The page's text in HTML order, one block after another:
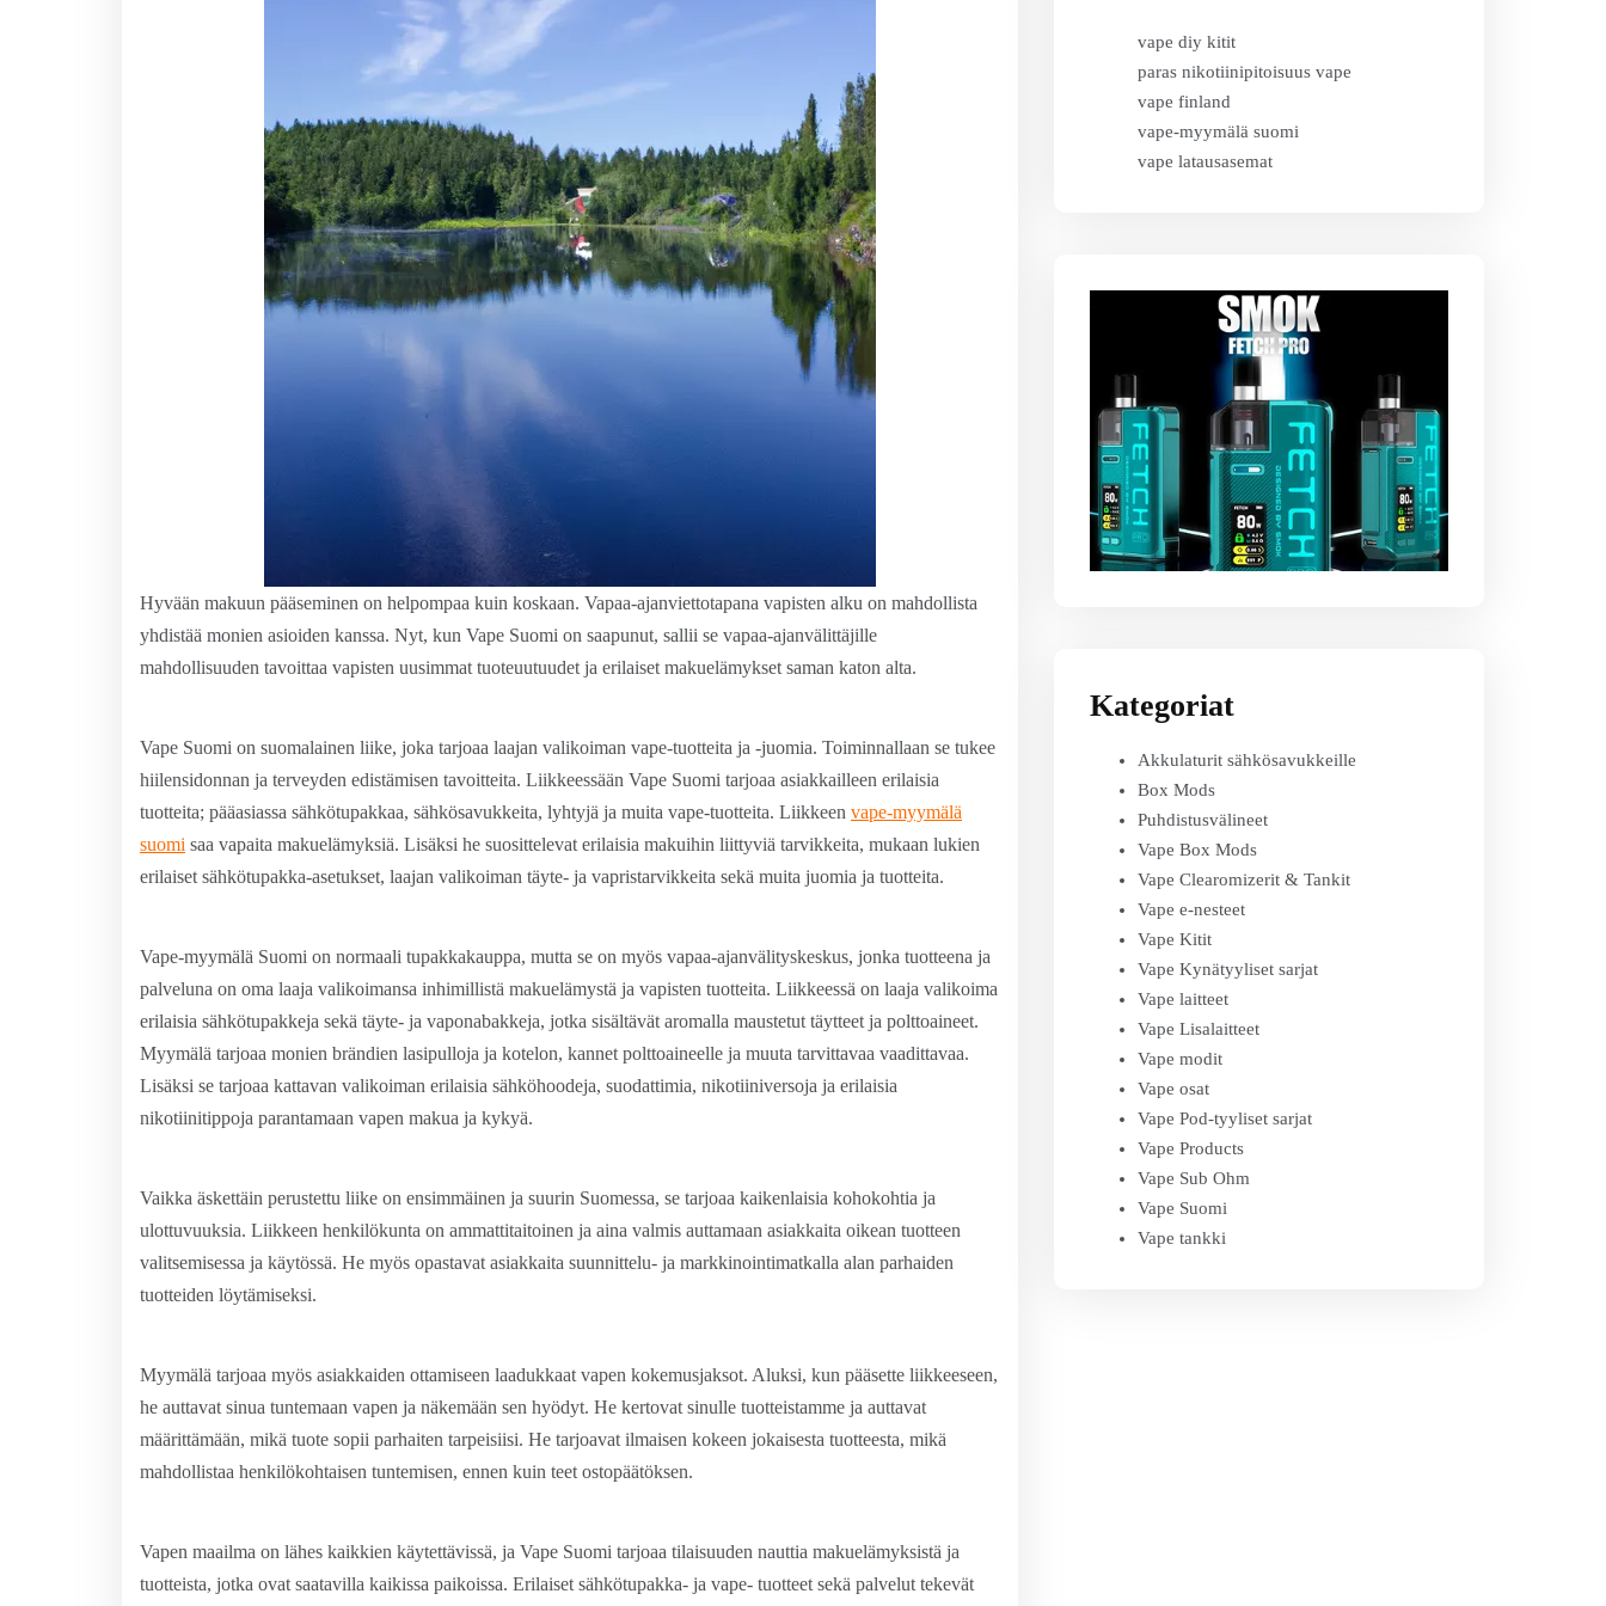
Hyvään makuun pääseminen on helpompaa kuin koskaan. Vapaa-ajanviettotapana vapisten alku on mahdollista
yhdistää monien asioiden kanssa. Nyt, kun Vape Suomi on saapunut, sallii se vapaa-ajanvälittäjille
mahdollisuuden tavoittaa vapisten uusimmat tuoteuutuudet ja erilaiset makuelämykset saman katon alta.
Vape Suomi on suomalainen liike, joka tarjoaa laajan valikoiman vape-tuotteita ja -juomia. Toiminnallaan se tukee
hiilensidonnan ja terveyden edistämisen tavoitteita. Liikkeessään Vape Suomi tarjoaa asiakkailleen erilaisia
tuotteita; pääasiassa sähkötupakkaa, sähkösavukkeita, lyhtyjä ja muita vape-tuotteita. Liikkeen vape-myymälä
suomi saa vapaita makuelämyksiä. Lisäksi he suosittelevat erilaisia makuihin liittyviä tarvikkeita, mukaan lukien
erilaiset sähkötupakka-asetukset, laajan valikoiman täyte- ja vapristarvikkeita sekä muita juomia ja tuotteita.
Vape-myymälä Suomi on normaali tupakkakauppa, mutta se on myös vapaa-ajanvälityskeskus, jonka tuotteena ja
palveluna on oma laaja valikoimansa inhimillistä makuelämystä ja vapisten tuotteita. Liikkeessä on laaja valikoima
erilaisia sähkötupakkeja sekä täyte- ja vaponabakkeja, jotka sisältävät aromalla maustetut täytteet ja polttoaineet.
Myymälä tarjoaa monien brändien lasipulloja ja kotelon, kannet polttoaineelle ja muuta tarvittavaa vaadittavaa.
Lisäksi se tarjoaa kattavan valikoiman erilaisia sähköhoodeja, suodattimia, nikotiiniversoja ja erilaisia
nikotiinitippoja parantamaan vapen makua ja kykyä.
Vaikka äskettäin perustettu liike on ensimmäinen ja suurin Suomessa, se tarjoaa kaikenlaisia kohokohtia ja
ulottuvuuksia. Liikkeen henkilökunta on ammattitaitoinen ja aina valmis auttamaan asiakkaita oikean tuotteen
valitsemisessa ja käytössä. He myös opastavat asiakkaita suunnittelu- ja markkinointimatkalla alan parhaiden
tuotteiden löytämiseksi.
Myymälä tarjoaa myös asiakkaiden ottamiseen laadukkaat vapen kokemusjaksot. Aluksi, kun pääsette liikkeeseen,
he auttavat sinua tuntemaan vapen ja näkemään sen hyödyt. He kertovat sinulle tuotteistamme ja auttavat
määrittämään, mikä tuote sopii parhaiten tarpeisiisi. He tarjoavat ilmaisen kokeen jokaisesta tuotteesta, mikä
mahdollistaa henkilökohtaisen tuntemisen, ennen kuin teet ostopäätöksen.
Vapen maailma on lähes kaikkien käytettävissä, ja Vape Suomi tarjoaa tilaisuuden nauttia makuelämyksistä ja
tuotteista, jotka ovat saatavilla kaikissa paikoissa. Erilaiset sähkötupakka- ja vape- tuotteet sekä palvelut tekevät
vape diy kitit
paras nikotiinipitoisuus vape
vape finland
vape-myymälä suomi
vape latausasemat
Kategoriat
Akkulaturit sähkösavukkeille
Box Mods
Puhdistusvälineet
Vape Box Mods
Vape Clearomizerit & Tankit
Vape e-nesteet
Vape Kitit
Vape Kynätyyliset sarjat
Vape laitteet
Vape Lisalaitteet
Vape modit
Vape osat
Vape Pod-tyyliset sarjat
Vape Products
Vape Sub Ohm
Vape Suomi
Vape tankki